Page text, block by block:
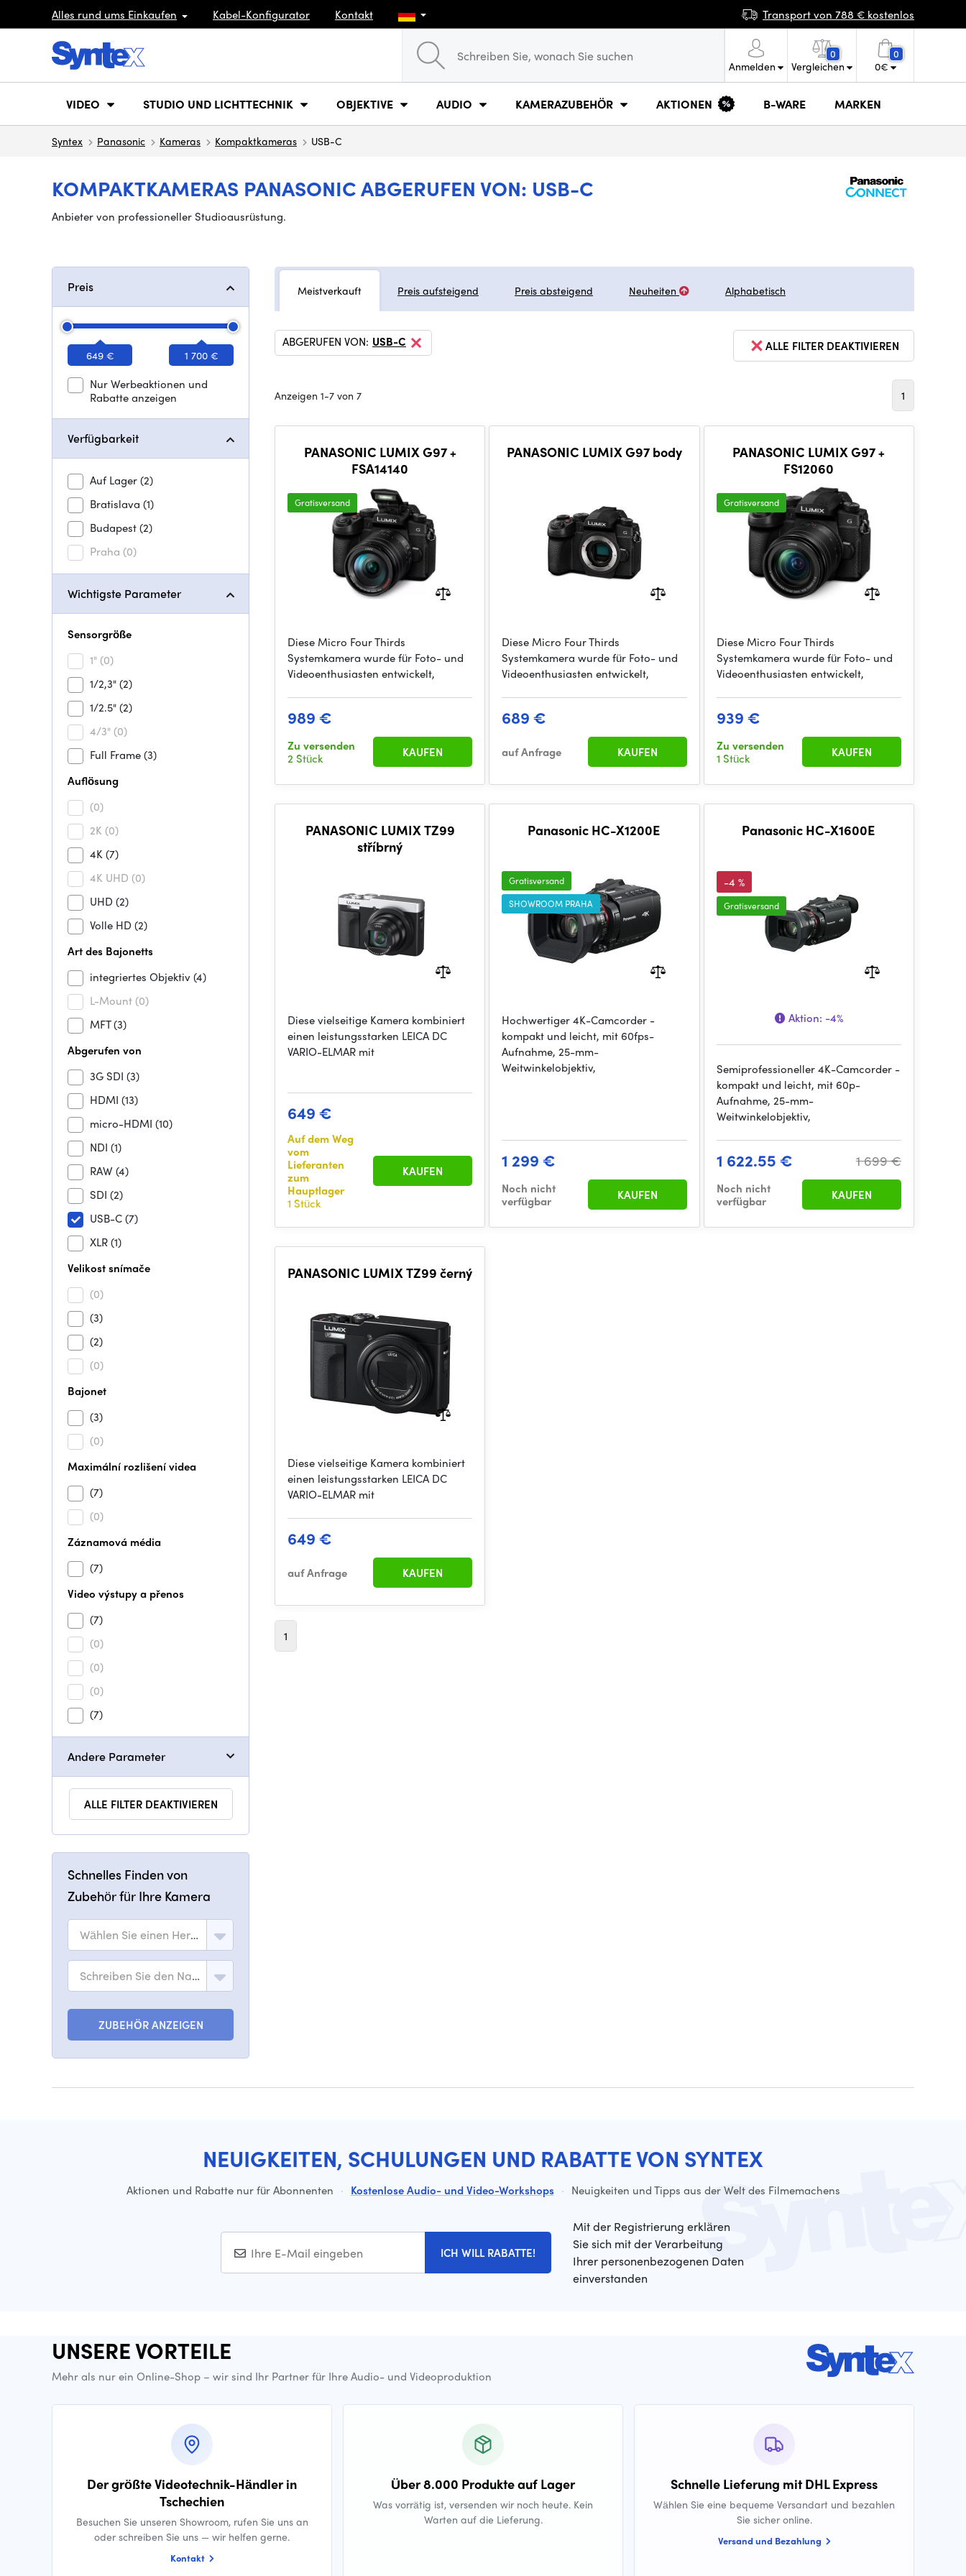
Alles rund ums Einkaufen Kabel-Konfigurator Kontakt Transport von 788 € kostenlos
Anmelden
0
Vergleichen
0
0€
VIDEO STUDIO UND LICHTTECHNIK OBJEKTIVE AUDIO KAMERAZUBEHÖR AKTIONEN B-WARE MARKEN
Syntex Panasonic Kameras Kompaktkameras USB-C
KOMPAKTKAMERAS PANASONIC ABGERUFEN VON: USB-C
Anbieter von professioneller Studioausrüstung.
Preis
649 € 1 700 €
Nur Werbeaktionen und
Rabatte anzeigen
Verfügbarkeit
Auf Lager(2)
Bratislava (1)
Budapest(2)
Praha (0)
Wichtigste Parameter
Sensorgröße
1" (0)
1/2,3"(2)
1/2.5"(2)
4/3" (0)
Full Frame(3)
Auflösung
(0)
2K (0)
4K(7)
4K UHD (0)
UHD (2)
Volle HD (2)
Art des Bajonetts
integriertes Objektiv(4)
L-Mount (0)
MFT(3)
Abgerufen von
3G SDI (3)
HDMI (13)
micro-HDMI (10)
NDI (1)
RAW(4)
SDI (2)
USB-C(7)
XLR(1)
Velikost snímače
(0)
(3)
(2)
(0)
Bajonet
(3)
(0)
Maximální rozlišení videa
(7)
(0)
Záznamová média
(7)
Video výstupy a přenos
(7)
(0)
(0)
(0)
(7)
Andere Parameter
ALLE FILTER DEAKTIVIEREN
Schnelles Finden von
Zubehör für Ihre Kamera
Wählen Sie einen Hersteller
Schreiben Sie den Namen des Modells
ZUBEHÖR ANZEIGEN
Meistverkauft Preis aufsteigend Preis absteigend Neuheiten Alphabetisch
ALLE FILTER DEAKTIVIEREN
ABGERUFEN VON: USB-C
Anzeigen 1-7 von 7 1
PANASONIC LUMIX G97 +
FSA14140
Gratisversand
Diese Micro Four Thirds
Systemkamera wurde für Foto- und
Videoenthusiasten entwickelt,
989 €
Zu versenden
2 Stück
KAUFEN
PANASONIC LUMIX G97 body
Diese Micro Four Thirds
Systemkamera wurde für Foto- und
Videoenthusiasten entwickelt,
689 €
auf Anfrage KAUFEN
PANASONIC LUMIX G97 +
FS12060
Gratisversand
Diese Micro Four Thirds
Systemkamera wurde für Foto- und
Videoenthusiasten entwickelt,
939 €
Zu versenden
1 Stück
KAUFEN
PANASONIC LUMIX TZ99
stříbrný
Diese vielseitige Kamera kombiniert
einen leistungsstarken LEICA DC
VARIO-ELMAR mit
649 €
Auf dem Weg
vom
Lieferanten
zum
Hauptlager
1 Stück
KAUFEN
Panasonic HC-X1200E
Gratisversand
SHOWROOM PRAHA
Hochwertiger 4K-Camcorder -
kompakt und leicht, mit 60fps-
Aufnahme, 25-mm-
Weitwinkelobjektiv,
1 299 €
Noch nicht
verfügbar
KAUFEN
Panasonic HC-X1600E
-4 %
Gratisversand
Aktion: -4%
Semiprofessioneller 4K-Camcorder -
kompakt und leicht, mit 60p-
Aufnahme, 25-mm-
Weitwinkelobjektiv,
1 622.55 € 1 699 €
Noch nicht
verfügbar
KAUFEN
PANASONIC LUMIX TZ99 černý
Diese vielseitige Kamera kombiniert
einen leistungsstarken LEICA DC
VARIO-ELMAR mit
649 €
auf Anfrage KAUFEN
1
NEUIGKEITEN, SCHULUNGEN UND RABATTE VON SYNTEX
Aktionen und Rabatte nur für Abonnenten · Kostenlose Audio- und Video-Workshops · Neuigkeiten und Tipps aus der Welt des Filmemachens
ICH WILL RABATTE!
Mit der Registrierung erklären
Sie sich mit der Verarbeitung
Ihrer personenbezogenen Daten
einverstanden
UNSERE VORTEILE
Mehr als nur ein Online-Shop – wir sind Ihr Partner für Ihre Audio- und Videoproduktion
Der größte Videotechnik-Händler in
Tschechien
Besuchen Sie unseren Showroom, rufen Sie uns an
oder schreiben Sie uns — wir helfen gerne.
Kontakt
Über 8.000 Produkte auf Lager
Was vorrätig ist, versenden wir noch heute. Kein
Warten auf die Lieferung.
Schnelle Lieferung mit DHL Express
Wählen Sie eine bequeme Versandart und bezahlen
Sie sicher online.
Versand und Bezahlung